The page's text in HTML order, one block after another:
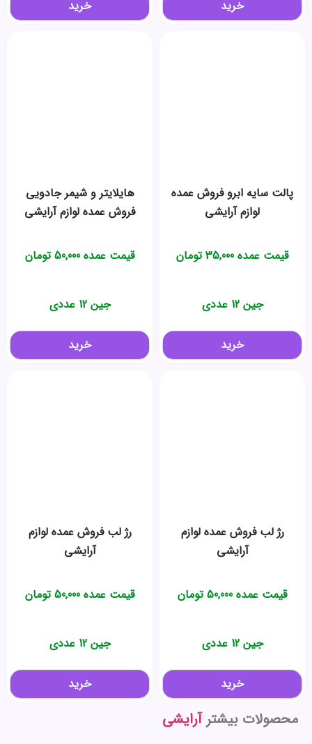
خرید خرید
پالت سایه ابرو فروش عمده
لوازم آرایشی
قیمت عمده35,000 تومان
جین 12 عددی
خرید
هایلایتر و شیمر جادویی
فروش عمده لوازم آرایشی
قیمت عمده50,000 تومان
جین 12 عددی
خرید
رژ لب فروش عمده لوازم
آرایشی
قیمت عمده50,000 تومان
جین 12 عددی
خرید
رژ لب فروش عمده لوازم
آرایشی
قیمت عمده50,000 تومان
جین 12 عددی
خرید
محصولات بیشترآرایشی